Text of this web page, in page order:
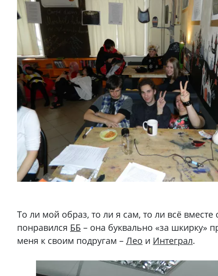
То ли мой образ, то ли я сам, то ли всё вместе
понравился ББ – она буквально «за шкирку»
меня к своим подругам – Лео и Интеграл.